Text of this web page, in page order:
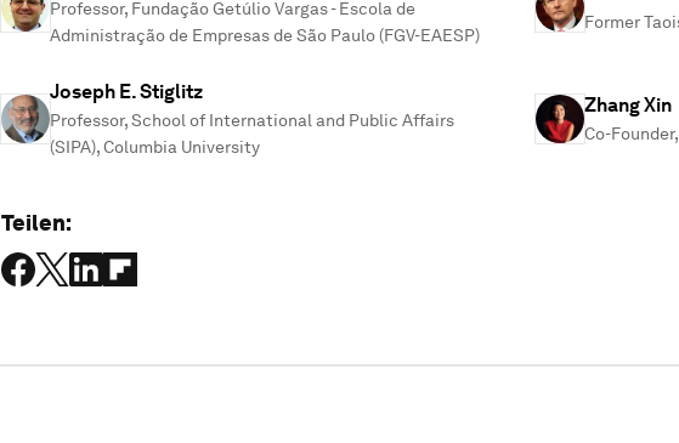
Professor, Fundação Getúlio Vargas - Escola de
Administração de Empresas de São Paulo (FGV-EAESP)
Former
Joseph E. Stiglitz
Professor, School of International and Public Affairs
(SIPA), Columbia University
Zhang Xin
Co-
Teilen: